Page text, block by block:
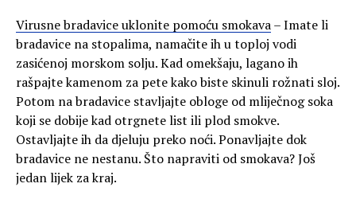
Virusne bradavice uklonite pomoću smokava– Imate li
bradavice na stopalima, namačite ih u toploj vodi
zasićenoj morskom solju. Kad omekšaju, lagano ih
rašpajte kamenom za pete kako biste skinuli rožnati sloj.
Potom na bradavice stavljajte obloge od mliječnog soka
koji se dobije kad otrgnete list ili plod smokve.
Ostavljajte ih da djeluju preko noći. Ponavljajte dok
bradavice ne nestanu. Što napraviti od smokava? Još
jedan lijek za kraj.